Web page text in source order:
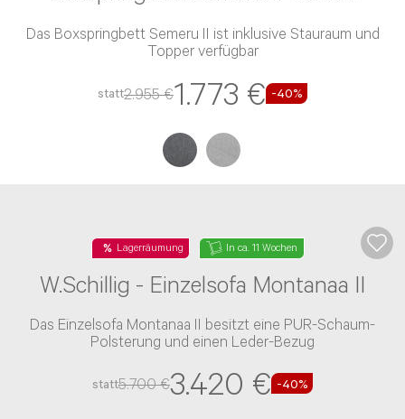
Das Boxspringbett Semeru II ist inklusive Stauraum und
Topper verfügbar
statt2.955 €1.773 € -40%